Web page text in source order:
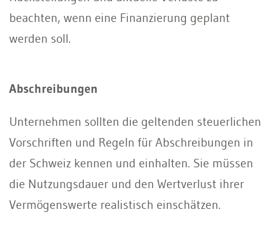
beachten, wenn eine Finanzierung geplant
werden soll.
Abschreibungen
Unternehmen sollten die geltenden steuerlichen
Vorschriften und Regeln für Abschreibungen in
der Schweiz kennen und einhalten. Sie müssen
die Nutzungsdauer und den Wertverlust ihrer
Vermögenswerte realistisch einschätzen.